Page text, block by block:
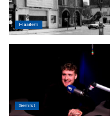
Haarlem
Gemist